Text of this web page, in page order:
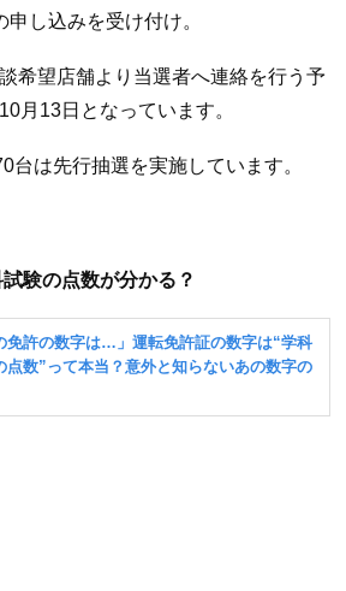
し込みを受け付け。
希望店舗より当選者へ連絡を行う予
月13日となっています。
台は先行抽選を実施しています。
験の点数が分かる？